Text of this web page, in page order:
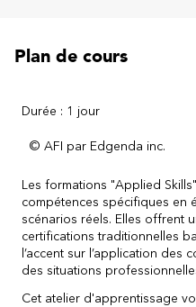
Plan de cours
Durée : 1 jour
© AFI par Edgenda inc.
Les formations "Applied
compétences spécifiques en
scénarios réels. Elles offrent
certifications traditionnelles
l’accent sur l’application des
des situations
Cet atelier d'apprentissage